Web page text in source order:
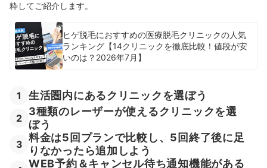
粋してご紹介します。
ヒゲ脱毛におすすめの医療脱毛クリニックの人気
ランキング【14クリニックを徹底比較！値段が安
いのは？2026年7月】
1 生活圏内にあるクリニックを選ぼう
2
3種類のレーザーが使えるクリニックを選
ぼう
3
料金は5回プランで比較し、5回終了後に足
りなかったら追加しよう
WEB予約＆キャンセル待ち通知機能がある